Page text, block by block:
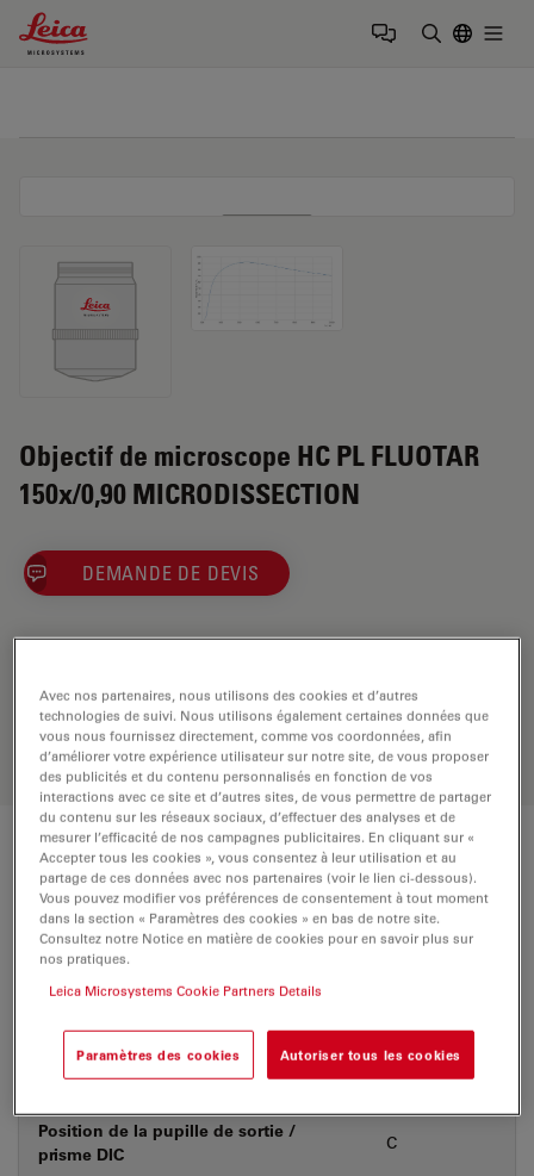
Leica Microsystems Logo
Objectif de microscope HC PL FLUOTAR
150x/0,90 MICRODISSECTION
DEMANDE DE DEVIS
comparez les alternatives et trouvez
l’option la mieux adaptée à vos
besoins.
Caractéristiques techniques
Numéro de produit 11506435
Position de la pupille de sortie /
prisme DIC
C
Avec nos partenaires, nous utilisons des cookies et d’autres
technologies de suivi. Nous utilisons également certaines données que
vous nous fournissez directement, comme vos coordonnées, afin
d’améliorer votre expérience utilisateur sur notre site, de vous proposer
des publicités et du contenu personnalisés en fonction de vos
interactions avec ce site et d’autres sites, de vous permettre de partager
du contenu sur les réseaux sociaux, d’effectuer des analyses et de
mesurer l’efficacité de nos campagnes publicitaires. En cliquant sur «
Accepter tous les cookies », vous consentez à leur utilisation et au
partage de ces données avec nos partenaires (voir le lien ci-dessous).
Vous pouvez modifier vos préférences de consentement à tout moment
dans la section « Paramètres des cookies » en bas de notre site.
Consultez notre Notice en matière de cookies pour en savoir plus sur
nos pratiques.
Leica Microsystems Cookie Partners Details
Paramètres des cookies Autoriser tous les cookies